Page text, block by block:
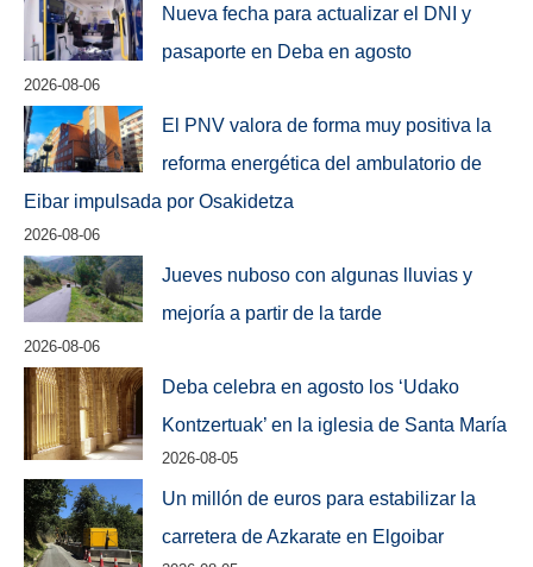
Nueva fecha para actualizar el DNI y
pasaporte en Deba en agosto
2026-08-06
El PNV valora de forma muy positiva la
reforma energética del ambulatorio de
Eibar impulsada por Osakidetza
2026-08-06
Jueves nuboso con algunas lluvias y
mejoría a partir de la tarde
2026-08-06
Deba celebra en agosto los ‘Udako
Kontzertuak’ en la iglesia de Santa María
2026-08-05
Un millón de euros para estabilizar la
carretera de Azkarate en Elgoibar